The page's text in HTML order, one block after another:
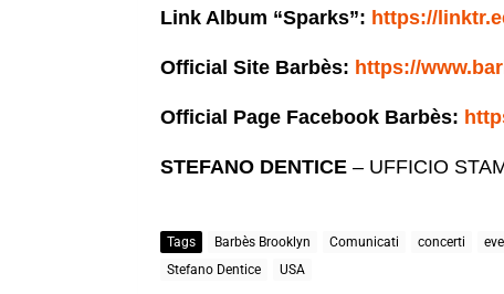
Link Album “Sparks”: https://
Official Site Barbès: https://
Official Page Facebook Barbès:
STEFANO DENTICE – UFFICIO
Tags Barbès Brooklyn Comunicati concerti
Stefano Dentice
USA